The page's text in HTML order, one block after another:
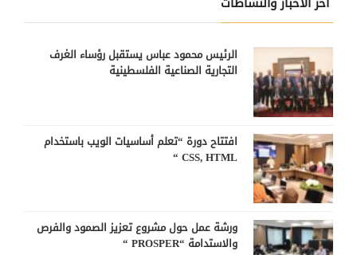
الرئيس محمود عباس يستقبل رؤساء الغرف
التجارية الصناعية الفلسطينية
افتتاح دورة “تعلم أساسيات الويب باستخدام
CSS, HTML “
ورشة عمل حول مشروع تعزيز الصمود والفرص
والاستدامة “PROSPER “